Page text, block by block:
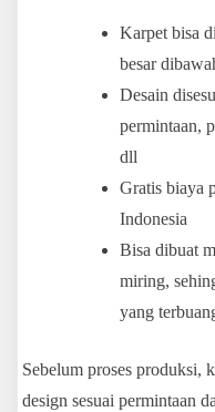
Karpet bisa
besar
Desain
permintaan,
dll
Gratis biaya
Indonesia
Bisa dibuat
miring,
yang
Sebelum proses produksi,
design sesuai permintaan